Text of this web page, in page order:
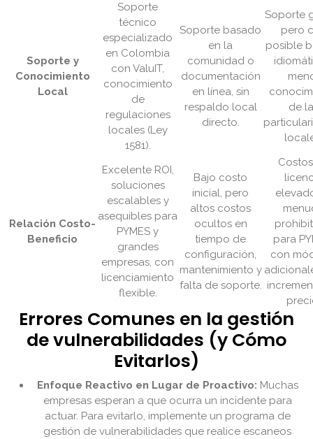
Soporte y
Conocimiento
Local
Soporte
técnico
especializado
en Colombia
con ValuIT,
conocimiento
de
regulaciones
locales (Ley
1581).
Soporte basado
en la
comunidad o
documentación
en línea, sin
respaldo local
directo.
Soporte
pero
posible
de
Relación Costo-
Beneficio
Excelente ROI,
soluciones
escalables y
asequibles para
PYMES y
grandes
empresas, con
licenciamiento
flexible.
Bajo costo
inicial, pero
altos costos
ocultos en
tiempo de
configuración,
mantenimiento y
falta de soporte.
para
con
Errores Comunes en la gestión
de vulnerabilidades (y Cómo
Evitarlos)
Enfoque Reactivo en Lugar de Proactivo: Muchas
empresas esperan a que ocurra un incidente para
actuar. Para evitarlo, implemente un programa de
gestión de vulnerabilidades que realice escaneos